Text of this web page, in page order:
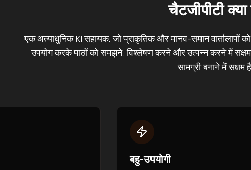
चैटजीपीटी
एक अत्याधुनिक KI सहायक, जो प्राकृतिक और मानव-समान वार्तालापों
उपयोग करके पाठों को समझने, विश्लेषण करने और उत्पन्न करने में
सामग्री बनाने में सक्षम
बहु-उपयोगी